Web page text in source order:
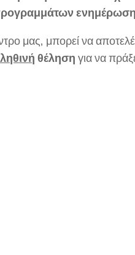
μας, μπορεί να
θέληση για να